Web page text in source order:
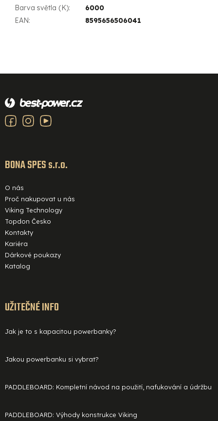
Barva světla (K):
6000
EAN: 8595656506041
Z
á
a
BONA SPES s.r.o.
O nás
Proč nakupovat u nás
Viking Technology
Topdon Česko
Kontakty
Kariéra
Dárkové poukazy
Katalog
UŽITEČNÉ INFO
Jak je to s kapacitou powerbanky?
Jakou powerbanku si vybrat?
PADDLEBOARD: Kompletní návod na použití, nafukování a údržbu
PADDLEBOARD: Výhody konstrukce Viking